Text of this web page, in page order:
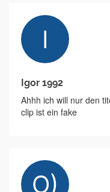
Igor 1992
Ahhh ich will nur den
clip ist ein fake